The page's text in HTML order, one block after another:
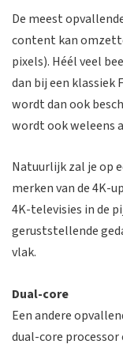
De meest
content kan
pixels). Héél veel
dan bij een klassiek
wordt dan ook
wordt ook weleens
Natuurlijk zal je op
merken van de 4K-
4K-televisies in de
geruststellende
vlak.
Dual-core
Een andere
dual-core